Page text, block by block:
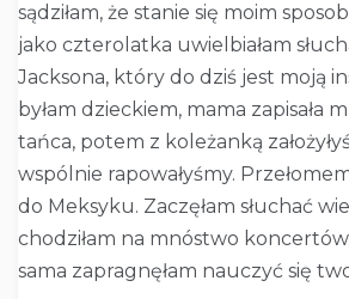
sądziłam, że stanie się moim
jako czterolatka uwielbiałam
Jacksona, który do dziś jest moją
byłam dzieckiem, mama zapisała
tańca, potem z koleżanką
wspólnie rapowałyśmy.
do Meksyku. Zaczęłam słuchać
chodziłam na mnóstwo
sama zapragnęłam nauczyć się